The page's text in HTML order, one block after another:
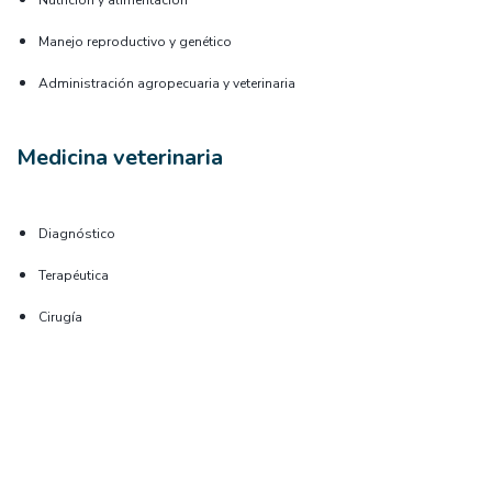
Manejo reproductivo y genético
Administración agropecuaria y veterinaria
Medicina veterinaria
Diagnóstico
Terapéutica
Cirugía